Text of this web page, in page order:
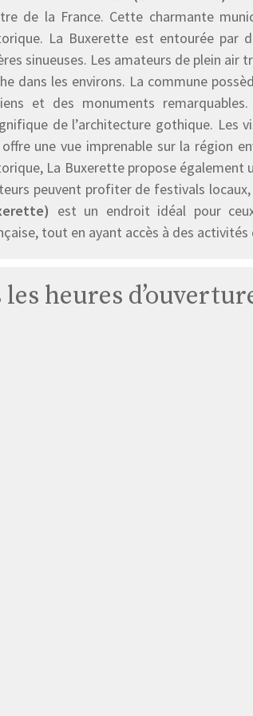
de la France. Cette charmante
La Buxerette est entourée par
sinueuses. Les amateurs de plein
dans les environs. La commune
et des monuments
de l’architecture gothique. Les
une vue imprenable sur la région
La Buxerette propose également
peuvent profiter de festivals
est un endroit idéal pour
tout en ayant accès à des
heures